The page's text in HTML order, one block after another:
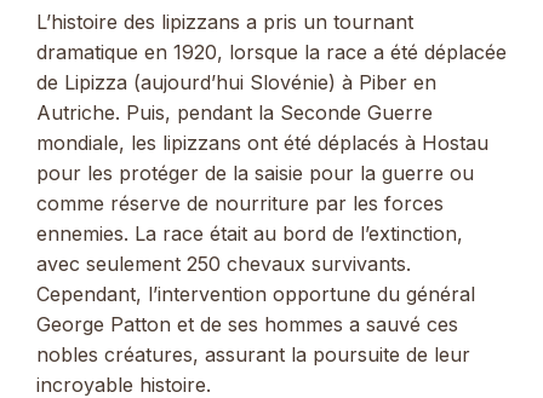
L’histoire des lipizzans a pris un tournant
dramatique en 1920, lorsque la race a été déplacée
de Lipizza (aujourd’hui Slovénie) à Piber en
Autriche. Puis, pendant la Seconde Guerre
mondiale, les lipizzans ont été déplacés à Hostau
pour les protéger de la saisie pour la guerre ou
comme réserve de nourriture par les forces
ennemies. La race était au bord de l’extinction,
avec seulement 250 chevaux survivants.
Cependant, l’intervention opportune du général
George Patton et de ses hommes a sauvé ces
nobles créatures, assurant la poursuite de leur
incroyable histoire.